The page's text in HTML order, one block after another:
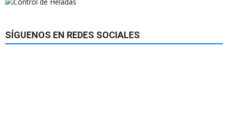
SÍGUENOS EN REDES SOCIALES